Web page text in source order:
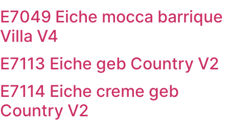
E7049 Eiche mocca barrique
Villa V4
E7113 Eiche geb Country V2
E7114 Eiche creme geb
Country V2